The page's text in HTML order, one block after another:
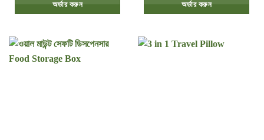
অর্ডার করুন অর্ডার করুন